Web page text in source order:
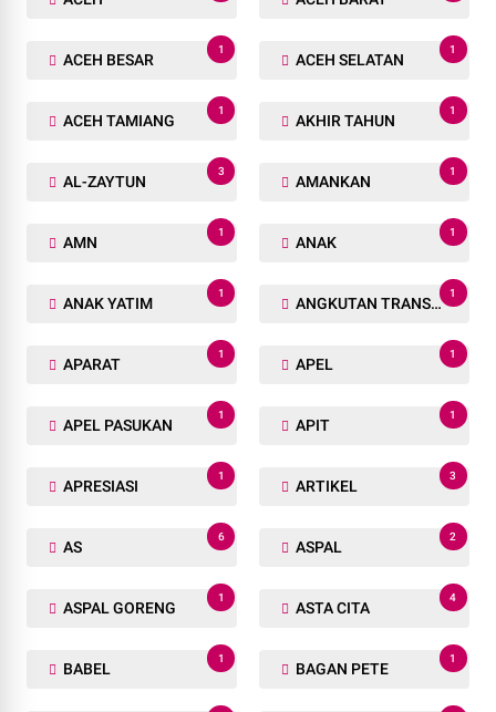
ACEH BESAR
1
ACEH SELATAN
1
ACEH TAMIANG
1
AKHIR TAHUN
1
AL-ZAYTUN
3
AMANKAN
1
AMN
1
ANAK
1
ANAK YATIM
1
ANGKUTAN TRANSPORTASI
1
APARAT
1
APEL
1
APEL PASUKAN
1
APIT
1
APRESIASI
1
ARTIKEL
3
AS
6
ASPAL
2
ASPAL GORENG
1
ASTA CITA
4
BABEL
1
BAGAN PETE
1